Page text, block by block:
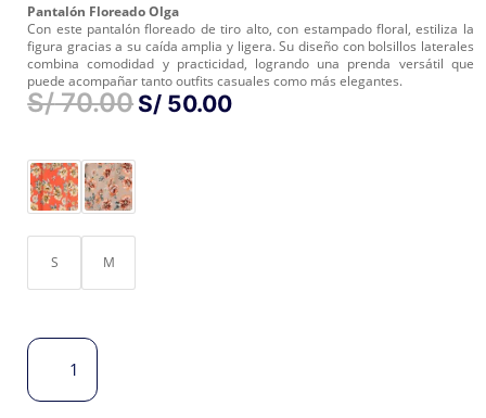
Pantalón Floreado Olga
Con este pantalón floreado de tiro alto, con estampado floral, estiliza la
figura gracias a su caída amplia y ligera. Su diseño con bolsillos laterales
combina comodidad y practicidad, logrando una prenda versátil que
puede acompañar tanto outfits casuales como más elegantes.
S/70.00 EL
S/ 50.00EL
S M
PANTALÓN
FLOREADO
OLGA